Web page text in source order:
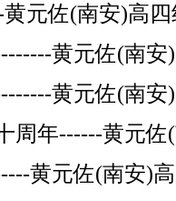
元佐(南安)高
黄元佐(南
黄元佐(南
周年------黄元
黄元佐(南安)